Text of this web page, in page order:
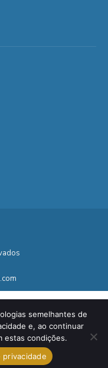
semelhantes de
e, ao continuar
estas condições.
privacidade